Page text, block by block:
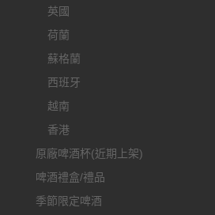
英國
荷蘭
蘇格蘭
西班牙
越南
香港
原廠啤酒杯(近期上架)
啤酒禮盒/禮品
季節限定啤酒